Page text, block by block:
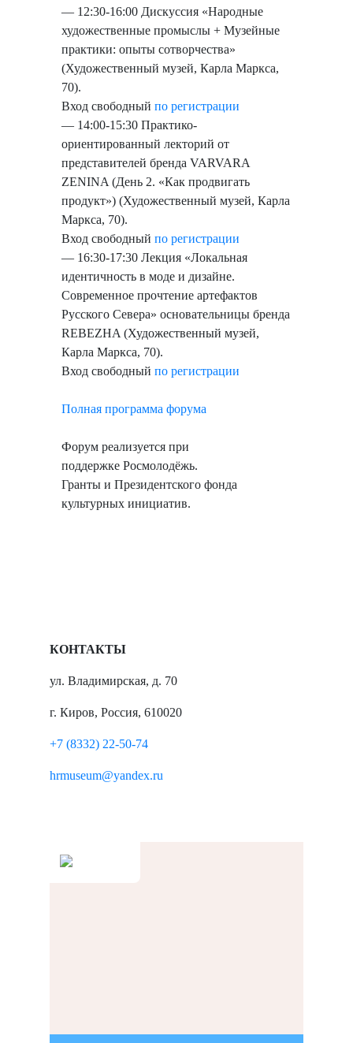
— 12:30-16:00 Дискуссия «Народные
художественные промыслы + Музейные
практики: опыты сотворчества»
(Художественный музей, Карла Маркса,
70).
Вход свободный по регистрации
— 14:00-15:30 Практико-
ориентированный лекторий от
представителей бренда VARVARA
ZENINA (День 2. «Как продвигать
продукт») (Художественный музей, Карла
Маркса, 70).
Вход свободный по регистрации
— 16:30-17:30 Лекция «Локальная
идентичность в моде и дизайне.
Современное прочтение артефактов
Русского Севера» основательницы бренда
REBEZHA (Художественный музей,
Карла Маркса, 70).
Вход свободный по регистрации
Полная программа форума
Форум реализуется при
поддержке Росмолодёжь.
Гранты и Президентского фонда
культурных инициатив.
КОНТАКТЫ
ул. Владимирская, д. 70
г. Киров, Россия, 610020
+7 (8332) 22-50-74
hrmuseum@yandex.ru